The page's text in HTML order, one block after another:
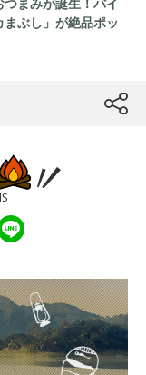
ぶし」が絶品ポッ
btn